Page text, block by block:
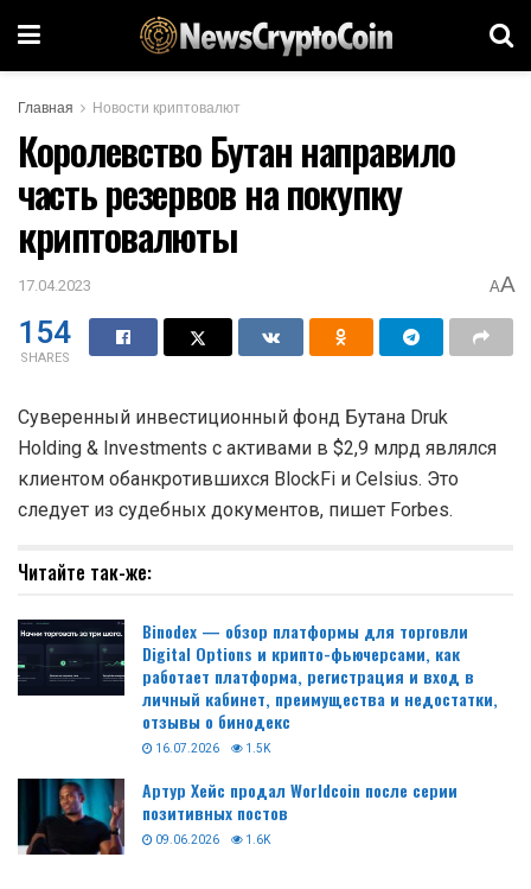
Главная Новости криптовалют
Королевство Бутан направило
часть резервов на покупку
криптовалюты
17.04.2023 AA
154
SHARES
Суверенный инвестиционный фонд Бутана Druk
Holding & Investments с активами в $2,9 млрд являлся
клиентом обанкротившихся BlockFi и Celsius. Это
следует из судебных документов, пишет Forbes.
Читайте так-же:
Binodex — обзор платформы для торговли
Digital Options и крипто-фьючерсами, как
работает платформа, регистрация и вход в
личный кабинет, преимущества и недостатки,
отзывы о бинодекс
16.07.2026 1.5K
Артур Хейс продал Worldcoin после серии
позитивных постов
09.06.2026 1.6K